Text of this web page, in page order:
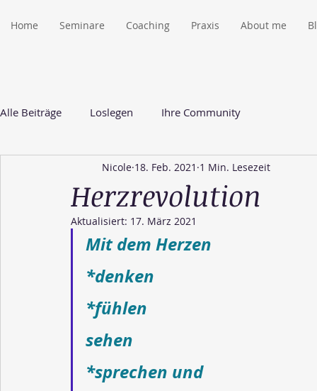
Home Seminare Coaching Praxis About me
Alle Beiträge Loslegen Ihre Community
Herzrevolution
Nicole 18. Feb. 2021 1 Min. Lesezeit
Aktualisiert: 17. März 2021
Mit dem Herzen
*denken
*fühlen
sehen
*sprechen und